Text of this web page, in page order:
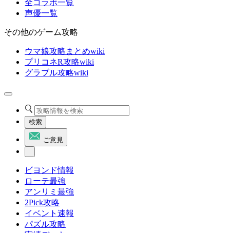
全コラボ一覧
声優一覧
その他のゲーム攻略
ウマ娘攻略まとめwiki
プリコネR攻略wiki
グラブル攻略wiki
検索
ご意見
ビヨンド情報
ローテ最強
アンリミ最強
2Pick攻略
イベント速報
パズル攻略